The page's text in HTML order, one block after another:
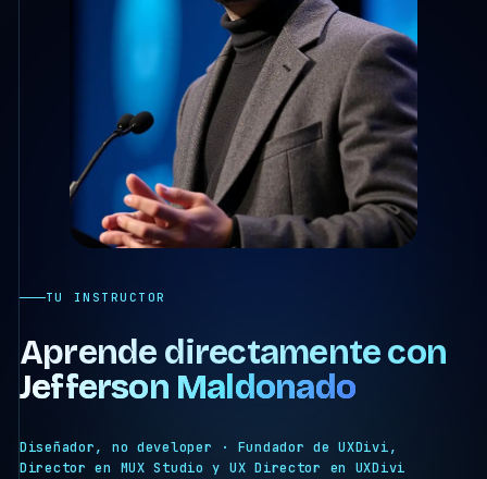
TU INSTRUCTOR
Aprende directamente con
Jefferson Maldonado
Diseñador, no developer · Fundador de UXDivi,
Director en MUX Studio y UX Director en UXDivi